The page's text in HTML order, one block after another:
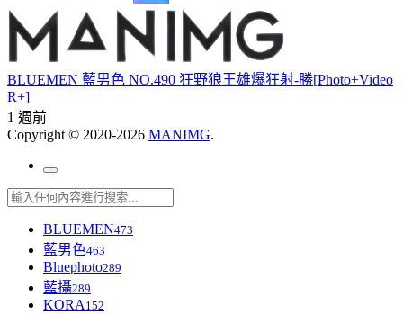
BLUEMEN 藍男色 NO.490 狂野狼王雄爆狂射-勝[Photo+Video
R+]
1 週前
Copyright © 2020-2026 MANIMG.
BLUEMEN473
藍男色463
Bluephoto289
藍攝289
KORA 152